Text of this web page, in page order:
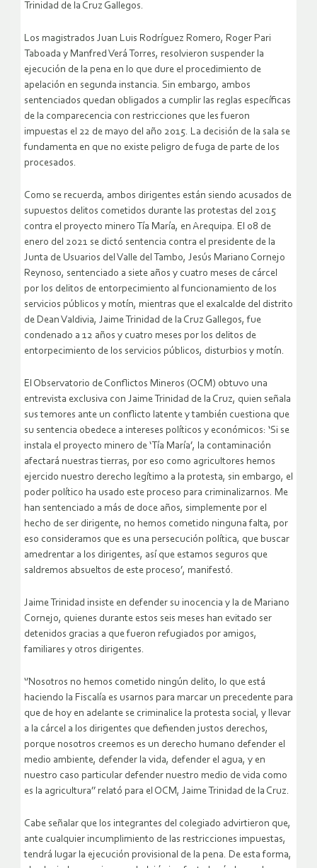
Trinidad de la Cruz Gallegos.
Los magistrados Juan Luis Rodríguez Romero, Roger Pari
Taboada y Manfred Verá Torres, resolvieron suspender la
ejecución de la pena en lo que dure el procedimiento de
apelación en segunda instancia. Sin embargo, ambos
sentenciados quedan obligados a cumplir las reglas específicas
de la comparecencia con restricciones que les fueron
impuestas el 22 de mayo del año 2015. La decisión de la sala se
fundamenta en que no existe peligro de fuga de parte de los
procesados.
Como se recuerda, ambos dirigentes están siendo acusados de
supuestos delitos cometidos durante las protestas del 2015
contra el proyecto minero Tía María, en Arequipa. El 08 de
enero del 2021 se dictó sentencia contra el presidente de la
Junta de Usuarios del Valle del Tambo, Jesús Mariano Cornejo
Reynoso, sentenciado a siete años y cuatro meses de cárcel
por los delitos de entorpecimiento al funcionamiento de los
servicios públicos y motín, mientras que el exalcalde del distrito
de Dean Valdivia, Jaime Trinidad de la Cruz Gallegos, fue
condenado a 12 años y cuatro meses por los delitos de
entorpecimiento de los servicios públicos, disturbios y motín.
El Observatorio de Conflictos Mineros (OCM) obtuvo una
entrevista exclusiva con Jaime Trinidad de la Cruz, quien señala
sus temores ante un conflicto latente y también cuestiona que
su sentencia obedece a intereses políticos y económicos: ‘Si se
instala el proyecto minero de ‘Tía María’, la contaminación
afectará nuestras tierras, por eso como agricultores hemos
ejercido nuestro derecho legítimo a la protesta, sin embargo, el
poder político ha usado este proceso para criminalizarnos. Me
han sentenciado a más de doce años, simplemente por el
hecho de ser dirigente, no hemos cometido ninguna falta, por
eso consideramos que es una persecución política, que buscar
amedrentar a los dirigentes, así que estamos seguros que
saldremos absueltos de este proceso’, manifestó.
Jaime Trinidad insiste en defender su inocencia y la de Mariano
Cornejo, quienes durante estos seis meses han evitado ser
detenidos gracias a que fueron refugiados por amigos,
familiares y otros dirigentes.
‘’Nosotros no hemos cometido ningún delito, lo que está
haciendo la Fiscalía es usarnos para marcar un precedente para
que de hoy en adelante se criminalice la protesta social, y llevar
a la cárcel a los dirigentes que defienden justos derechos,
porque nosotros creemos es un derecho humano defender el
medio ambiente, defender la vida, defender el agua, y en
nuestro caso particular defender nuestro medio de vida como
es la agricultura’’ relató para el OCM, Jaime Trinidad de la Cruz.
Cabe señalar que los integrantes del colegiado advirtieron que,
ante cualquier incumplimiento de las restricciones impuestas,
tendrá lugar la ejecución provisional de la pena. De esta forma,